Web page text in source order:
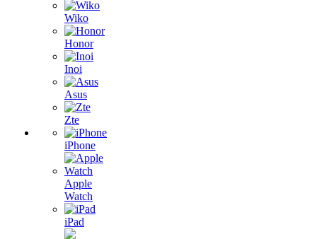
Wiko
Honor
Inoi
Asus
Zte
iPhone
Apple
Watch
iPad